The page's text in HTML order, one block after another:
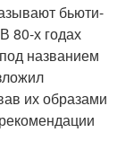
бьюти-
80-х годах
названием
их образами